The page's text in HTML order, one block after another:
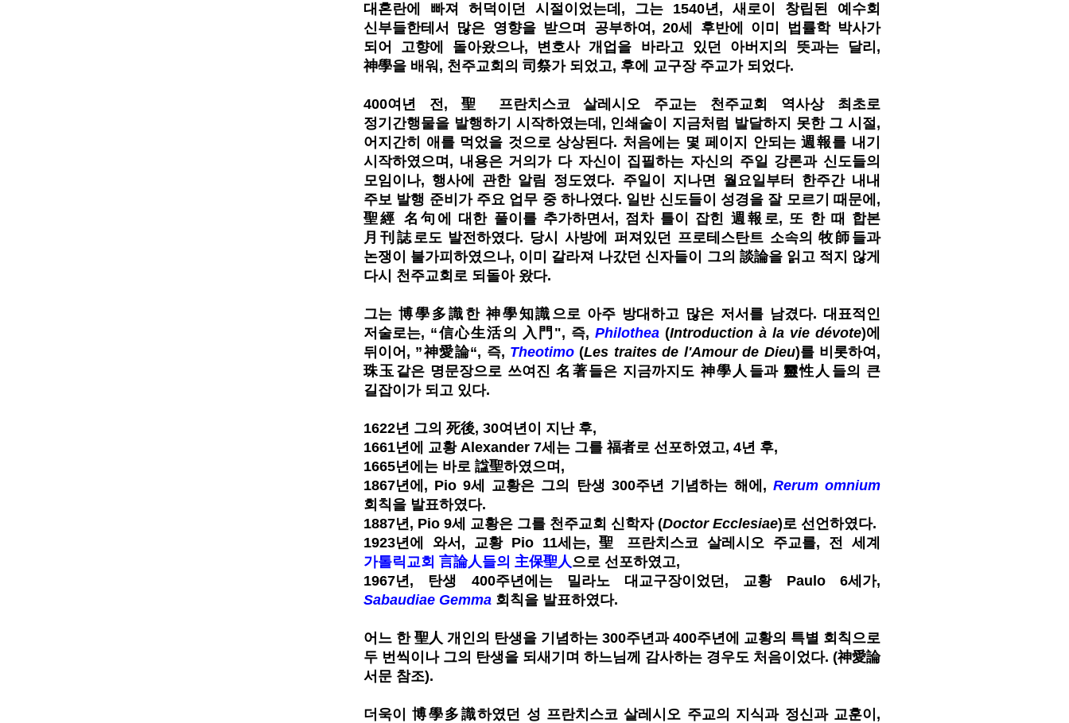
대혼란에 빠져 허덕이던 시절이었는데, 그는 1540년, 새로이 창립된 예수회
신부들한테서 많은 영향을 받으며 공부하여, 20세 후반에 이미 법률학 박사가
되어 고향에 돌아왔으나, 변호사 개업을 바라고 있던 아버지의 뜻과는 달리,
神學을 배워, 천주교회의 司祭가 되었고, 후에 교구장 주교가 되었다.
400여년 전, 聖 프란치스코 살레시오 주교는 천주교회 역사상 최초로
정기간행물을 발행하기 시작하였는데, 인쇄술이 지금처럼 발달하지 못한 그 시절,
어지간히 애를 먹었을 것으로 상상된다. 처음에는 몇 페이지 안되는 週報를 내기
시작하였으며, 내용은 거의가 다 자신이 집필하는 자신의 주일 강론과 신도들의
모임이나, 행사에 관한 알림 정도였다. 주일이 지나면 월요일부터 한주간 내내
주보 발행 준비가 주요 업무 중 하나였다. 일반 신도들이 성경을 잘 모르기 때문에,
聖經 名句에 대한 풀이를 추가하면서, 점차 틀이 잡힌 週報로, 또 한 때 합본
月刊誌로도 발전하였다. 당시 사방에 퍼져있던 프로테스탄트 소속의 牧師들과
논쟁이 불가피하였으나, 이미 갈라져 나갔던 신자들이 그의 談論을 읽고 적지 않게
다시 천주교회로 되돌아 왔다.
그는 博學多識한 神學知識으로 아주 방대하고 많은 저서를 남겼다. 대표적인
저술로는, “信心生活의 入門", 즉, Philothea (Introduction à la vie dévote)에
뒤이어, ”神愛論“, 즉, Theotimo (Les traites de l'Amour de Dieu)를 비롯하여,
珠玉같은 명문장으로 쓰여진 名著들은 지금까지도 神學人들과 靈性人들의 큰
길잡이가 되고 있다.
1622년 그의 死後, 30여년이 지난 후,
1661년에 교황 Alexander 7세는 그를 福者로 선포하였고, 4년 후,
1665년에는 바로 諡聖하였으며,
1867년에, Pio 9세 교황은 그의 탄생 300주년 기념하는 해에, Rerum omnium
회칙을 발표하였다.
1887년, Pio 9세 교황은 그를 천주교회 신학자 (Doctor Ecclesiae)로 선언하였다.
1923년에 와서, 교황 Pio 11세는, 聖 프란치스코 살레시오 주교를, 전 세계
가톨릭교회 言論人들의 主保聖人으로 선포하였고,
1967년, 탄생 400주년에는 밀라노 대교구장이었던, 교황 Paulo 6세가,
Sabaudiae Gemma 회칙을 발표하였다.
어느 한 聖人 개인의 탄생을 기념하는 300주년과 400주년에 교황의 특별 회칙으로
두 번씩이나 그의 탄생을 되새기며 하느님께 감사하는 경우도 처음이었다. (神愛論
서문 참조).
더욱이 博學多識하였던 성 프란치스코 살레시오 주교의 지식과 정신과 교훈이,